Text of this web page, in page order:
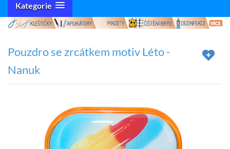
Kategorie
Pouzdro se zrcátkem motiv Léto -
Nanuk